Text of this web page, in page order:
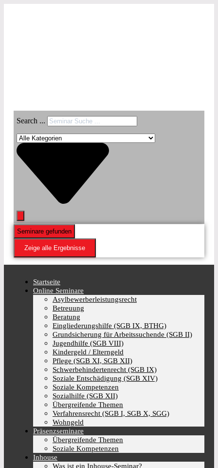
Search ...
Seminare gefunden
Zeige alle Ergebnisse
Startseite
Online Seminare
Asylbewerberleistungsrecht
Betreuung
Beratung
Eingliederungshilfe (SGB IX, BTHG)
Grundsicherung für Arbeitssuchende (SGB II)
Jugendhilfe (SGB VIII)
Kindergeld / Elterngeld
Pflege (SGB XI, SGB XII)
Schwerbehindertenrecht (SGB IX)
Soziale Entschädigung (SGB XIV)
Soziale Kompetenzen
Sozialhilfe (SGB XII)
Übergreifende Themen
Verfahrensrecht (SGB I, SGB X, SGG)
Wohngeld
Präsenzseminare
Übergreifende Themen
Soziale Kompetenzen
Inhouse
Was ist ein Inhouse-Seminar?